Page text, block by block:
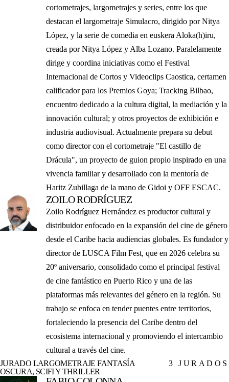
cortometrajes, largometrajes y series, entre los que
destacan el largometraje Simulacro, dirigido por Nitya
López, y la serie de comedia en euskera Aloka(h)iru,
creada por Nitya López y Alba Lozano. Paralelamente
dirige y coordina iniciativas como el Festival
Internacional de Cortos y Videoclips Caostica, certamen
calificador para los Premios Goya; Tracking Bilbao,
encuentro dedicado a la cultura digital, la mediación y la
innovación cultural; y otros proyectos de exhibición e
industria audiovisual. Actualmente prepara su debut
como director con el cortometraje "El castillo de
Drácula", un proyecto de guion propio inspirado en una
vivencia familiar y desarrollado con la mentoría de
Haritz Zubillaga de la mano de Gidoi y OFF ESCAC.
ZOILO RODRÍGUEZ
Zoilo Rodríguez Hernández es productor cultural y
distribuidor enfocado en la expansión del cine de género
desde el Caribe hacia audiencias globales. Es fundador y
director de LUSCA Film Fest, que en 2026 celebra su
20º aniversario, consolidado como el principal festival
de cine fantástico en Puerto Rico y una de las
plataformas más relevantes del género en la región. Su
trabajo se enfoca en tender puentes entre territorios,
fortaleciendo la presencia del Caribe dentro del
ecosistema internacional y promoviendo el intercambio
cultural a través del cine.
JURADO LARGOMETRAJE FANTASÍA
OSCURA, SCIFI Y THRILLER
3 JURADOS